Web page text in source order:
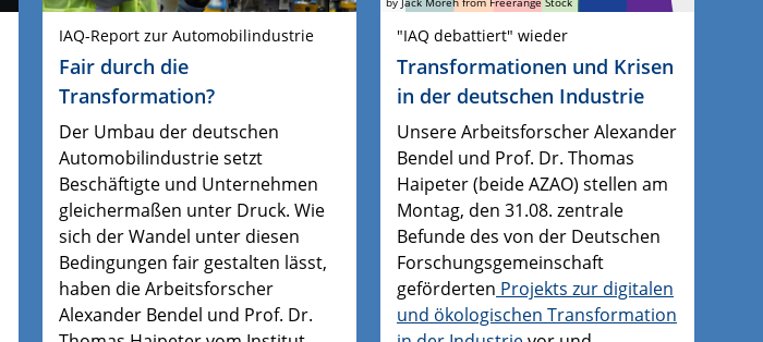
IAQ-Report zur Automobilindustrie
Fair durch die
Transformation?
Der Umbau der deutschen
Automobilindustrie setzt
Beschäftigte und Unternehmen
gleichermaßen unter Druck. Wie
sich der Wandel unter diesen
Bedingungen fair gestalten lässt,
haben die Arbeitsforscher
Alexander Bendel und Prof. Dr.
by Jack Moreh from Freerange Stock
"IAQ debattiert" wieder
Transformationen und Krisen
in der deutschen Industrie
Unsere Arbeitsforscher Alexander
Bendel und Prof. Dr. Thomas
Haipeter (beide AZAO) stellen am
Montag, den 31.08. zentrale
Befunde des von der Deutschen
Forschungsgemeinschaft
geförderten Projekts zur digitalen
und ökologischen Transformation